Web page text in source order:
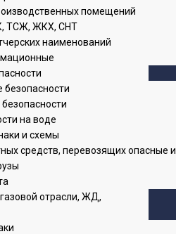
помещений
ТСЖ, ЖКХ, СНТ
наименований
безопасности
на воде
и схемы
средств, перевозящих опасные и
отрасли, ЖД,